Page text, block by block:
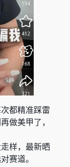
都精准踩雷
做美甲了，
样，最新晒
赛道。